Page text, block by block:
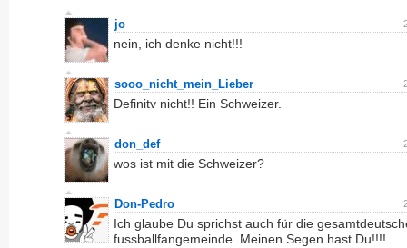
jo
nein, ich denke nicht!!!
sooo_nicht_mein_Lieber
Definitv nicht!! Ein Schweizer.
don_def
wos ist mit die Schweizer?
Don-Pedro
Ich glaube Du sprichst auch für die
fussballfangemeinde. Meinen Segen hast Du!!!!